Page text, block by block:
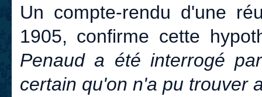
Un compte-rendu d'une
1905, confirme cette
Penaud a été interrogé
certain qu'on n'a pu trouver